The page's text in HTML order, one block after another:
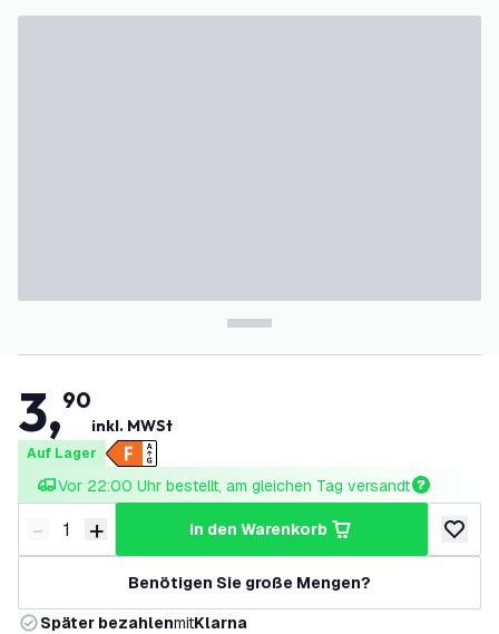
3,90
inkl. MWSt
Auf Lager
Vor 22:00 Uhr bestellt, am gleichen Tag versandt
Menge verringern
- Menge erhöhen
+ in den Warenkorb
zur
Benötigen Sie große Mengen?
Später bezahlenmitKlarna